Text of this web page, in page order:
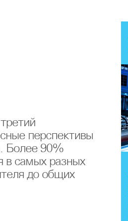
перспективы
Более 90%
в самых разных
до общих